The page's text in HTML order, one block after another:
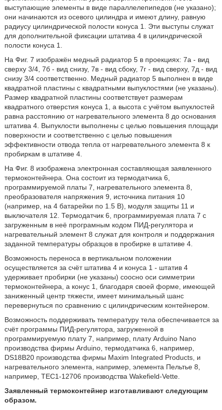
выступающие элементы в виде параллелепипедов (не указано);
они начинаются из осевого цилиндра и имеют длину, равную
радиусу цилиндрической полости конуса 1. Эти выступы служат
для дополнительной фиксации штатива 4 в цилиндрической
полости конуса 1.
На Фиг. 7 изображён медный радиатор 5 в проекциях: 7а - вид
сверху 3/4, 7б - вид снизу, 7в - вид сбоку, 7г - вид сверху, 7д - вид
снизу 3/4 соответственно. Медный радиатор 5 выполнен в виде
квадратной пластины с квадратными выпуклостями (не указаны).
Размер квадратной пластины соответствует размерам
квадратного отверстия конуса 1, а высота с учётом выпуклостей
равна расстоянию от нагревательного элемента 8 до основания
штатива 4. Выпуклости выполнены с целью повышения площади
поверхности и соответственно с целью повышения
эффективности отвода тепла от нагревательного элемента 8 к
пробиркам в штативе 4.
На Фиг. 8 изображена электронная составляющая заявленного
термоконтейнера. Она состоит из термодатчика 6,
программируемой платы 7, нагревательного элемента 8,
преобразователя напряжения 9, источника питания 10
(например, на 4 батарейки по 1.5 В), модуля защиты 11 и
выключателя 12. Термодатчик 6, программируемая плата 7 с
загруженным в неё програмным кодом ПИД-регулятора и
нагревательный элемент 8 служат для контроля и поддержания
заданной температуры образцов в пробирке в штативе 4.
Возможность переноса в вертикальном положении
осуществляется за счёт штатива 4 и конуса 1 - штатив 4
удерживает пробирки (не указаны) соосно оси симметрии
термоконтейнера, а конус 1, благодаря своей форме, имеющей
заниженный центр тяжести, имеет минимальный шанс
перевернуться по сравнению с цилиндрическим контейнером.
Возможность поддерживать температуру тела обеспечивается за
счёт программы ПИД-регулятора, загруженной в
программируемую плату 7, например, плату Arduino Nano
производства фирмы Arduino, термодатчика 6, например,
DS18B20 производства фирмы Maxim Integrated Products, и
нагревательного элемента, например, элемента Пельтье 8,
например, TEC1-12706 производства Wakefield-Vette.
Заявленный термоконтейнер изготавливают следующим
образом.